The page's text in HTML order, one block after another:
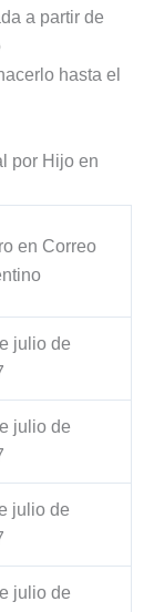
a partir de
hasta el
por Hijo en
en Correo
julio de
julio de
julio de
julio de